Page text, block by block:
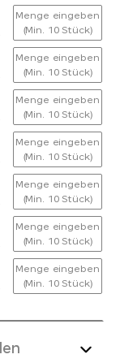
Menge eingeben
(Min. 10 Stück)
Menge eingeben
(Min. 10 Stück)
Menge eingeben
(Min. 10 Stück)
Menge eingeben
(Min. 10 Stück)
Menge eingeben
(Min. 10 Stück)
Menge eingeben
(Min. 10 Stück)
Menge eingeben
(Min. 10 Stück)